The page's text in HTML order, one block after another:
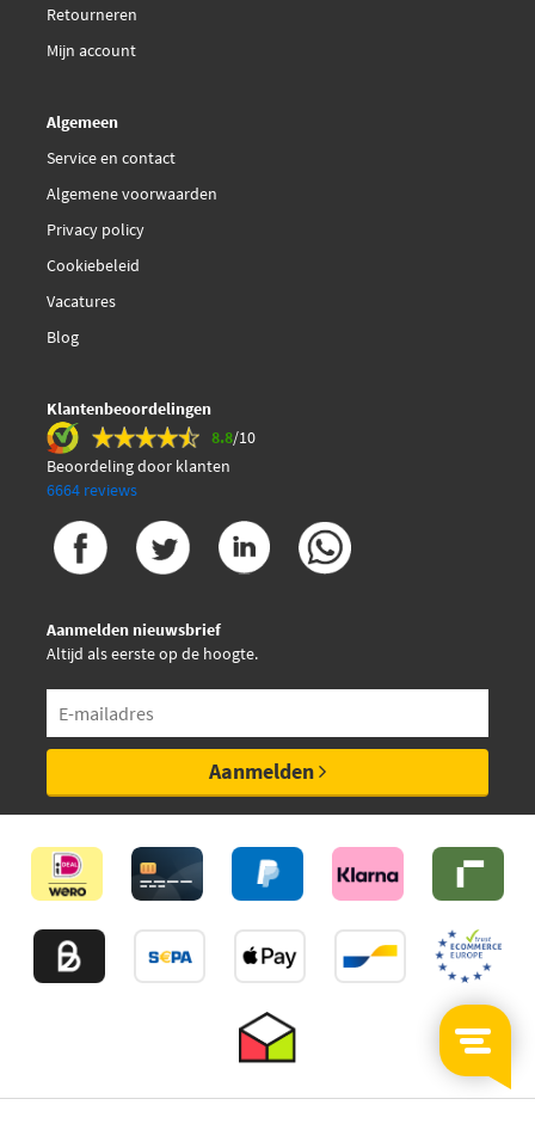
Retourneren
Mijn account
Algemeen
Service en contact
Algemene voorwaarden
Privacy policy
Cookiebeleid
Vacatures
Blog
Klantenbeoordelingen
8.8/10
Beoordeling door klanten
6664 reviews
Aanmelden nieuwsbrief
Altijd als eerste op de hoogte.
Aanmelden